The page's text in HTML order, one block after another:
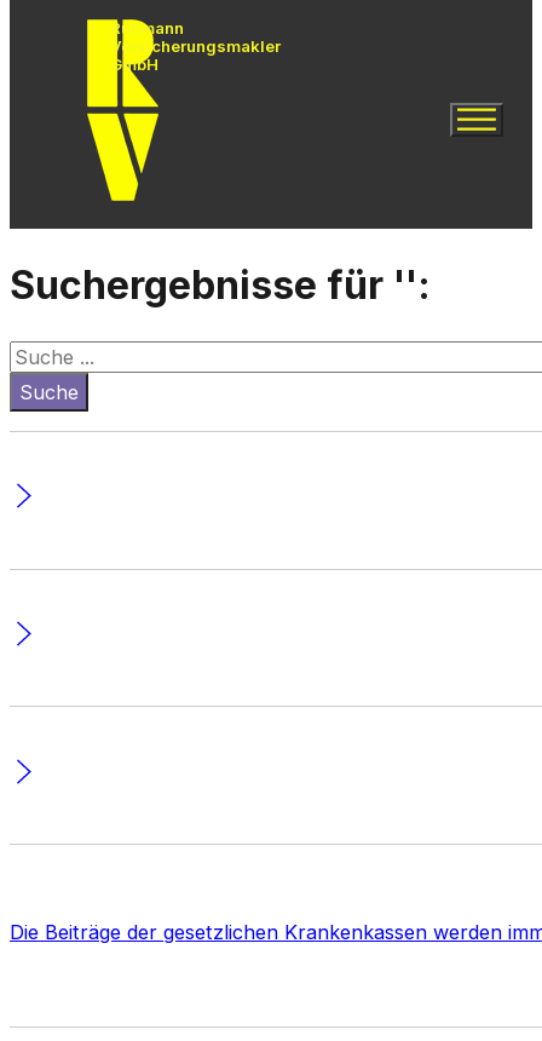
Rühmann
Versicherungsmakler
GmbH
Suchergebnisse für '':
Suchen
Suche
Die Beiträge der gesetzlichen Krankenkassen werden